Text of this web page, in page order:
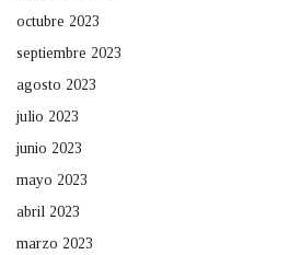
octubre 2023
septiembre 2023
agosto 2023
julio 2023
junio 2023
mayo 2023
abril 2023
marzo 2023